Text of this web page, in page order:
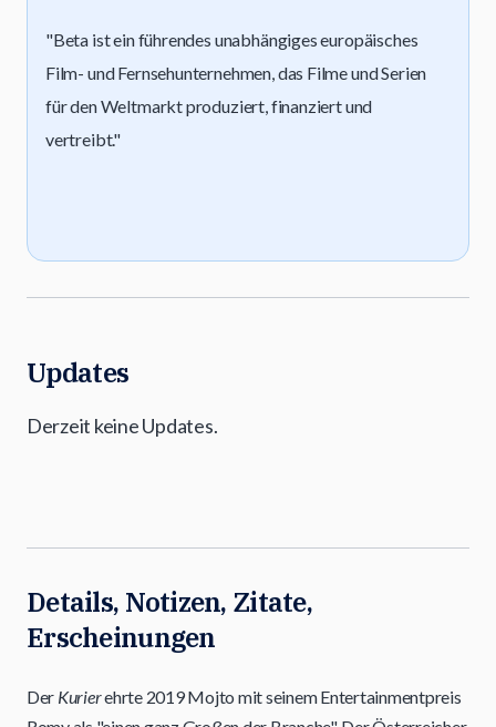
"Beta ist ein führendes unabhängiges europäisches
Film- und Fernsehunternehmen, das Filme und Serien
für den Weltmarkt produziert, finanziert und
vertreibt."
Updates
Derzeit keine Updates.
Details, Notizen, Zitate,
Erscheinungen
Der Kurierehrte 2019 Mojto mit seinem Entertainmentpreis